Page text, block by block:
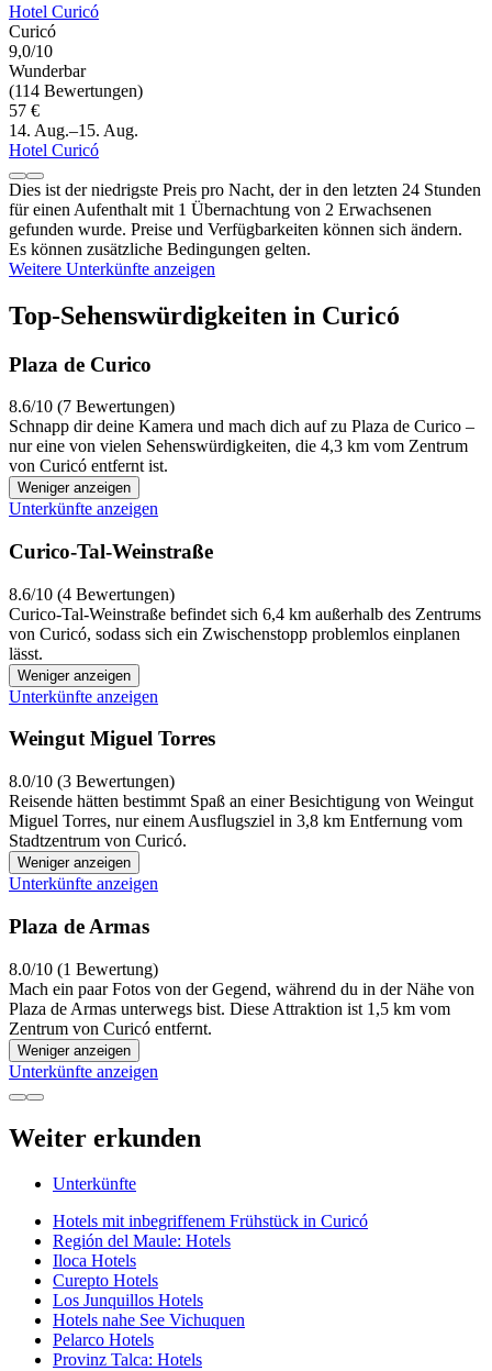
Hotel Curicó
Curicó
9,0/10
Wunderbar
(114 Bewertungen)
57 €
14. Aug.–15. Aug.
Hotel Curicó
Dies ist der niedrigste Preis pro Nacht, der in den letzten 24 Stunden
für einen Aufenthalt mit 1 Übernachtung von 2 Erwachsenen
gefunden wurde. Preise und Verfügbarkeiten können sich ändern.
Es können zusätzliche Bedingungen gelten.
Weitere Unterkünfte anzeigen
Top-Sehenswürdigkeiten in Curicó
Plaza de Curico
8.6/10 (7 Bewertungen)
Schnapp dir deine Kamera und mach dich auf zu Plaza de Curico –
nur eine von vielen Sehenswürdigkeiten, die 4,3 km vom Zentrum
von Curicó entfernt ist.
Weniger anzeigen
Unterkünfte anzeigen
Curico-Tal-Weinstraße
8.6/10 (4 Bewertungen)
Curico-Tal-Weinstraße befindet sich 6,4 km außerhalb des Zentrums
von Curicó, sodass sich ein Zwischenstopp problemlos einplanen
lässt.
Weniger anzeigen
Unterkünfte anzeigen
Weingut Miguel Torres
8.0/10 (3 Bewertungen)
Reisende hätten bestimmt Spaß an einer Besichtigung von Weingut
Miguel Torres, nur einem Ausflugsziel in 3,8 km Entfernung vom
Stadtzentrum von Curicó.
Weniger anzeigen
Unterkünfte anzeigen
Plaza de Armas
8.0/10 (1 Bewertung)
Mach ein paar Fotos von der Gegend, während du in der Nähe von
Plaza de Armas unterwegs bist. Diese Attraktion ist 1,5 km vom
Zentrum von Curicó entfernt.
Weniger anzeigen
Unterkünfte anzeigen
Weiter erkunden
Unterkünfte
Hotels mit inbegriffenem Frühstück in Curicó
Región del Maule: Hotels
Iloca Hotels
Curepto Hotels
Los Junquillos Hotels
Hotels nahe See Vichuquen
Pelarco Hotels
Provinz Talca: Hotels